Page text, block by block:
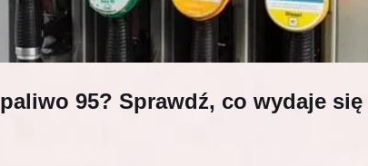
95? Sprawdź, co wydaje się